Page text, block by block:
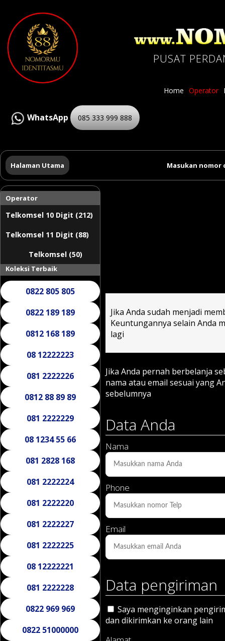
PUSAT
Home Operator
WhatsApp 085 333 999 888
Halaman Utama Masukan nomor
Operator
Telkomsel 10 Digit (212)
Telkomsel 11 Digit (88)
Telkomsel (50)
Koleksi Terbaik
0822 805 805
0822 189 189
0812 168 189
08 12222223
081 2222226
0812 88 89 89
081 2222229
08 1234 55 66
081 2828 168
081 2222224
081 2222220
081 2222227
081 2222225
08 12222221
081 2222228
0822 969 969
0822 51000000
Jika Anda sudah menjadi
Keuntungannya selain Anda
lagi
Jika Anda pernah berbelanja
nama atau email sesuai yang
sebelumnya
Data Anda
Nama
Phone
Email
Data pengiriman
Saya menginginkan
dan dikirimkan ke orang lain